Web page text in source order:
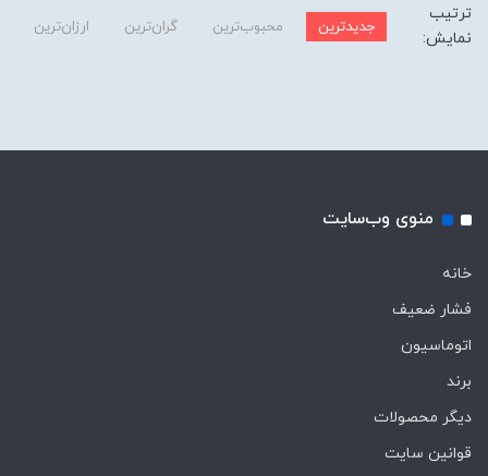
ترتیب
نمایش:
جدیدترین محبوب‌ترین گران‌ترین ارزان‌ترین
منوی وب‌سایت
خانه
فشار ضعیف
اتوماسیون
برند
دیگر محصولات
قوانین سایت